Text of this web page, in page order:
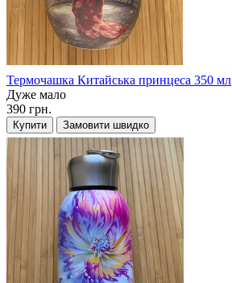
Термочашка Китайська принцеса 350 мл
Дуже мало
390 грн.
Купити Замовити швидко